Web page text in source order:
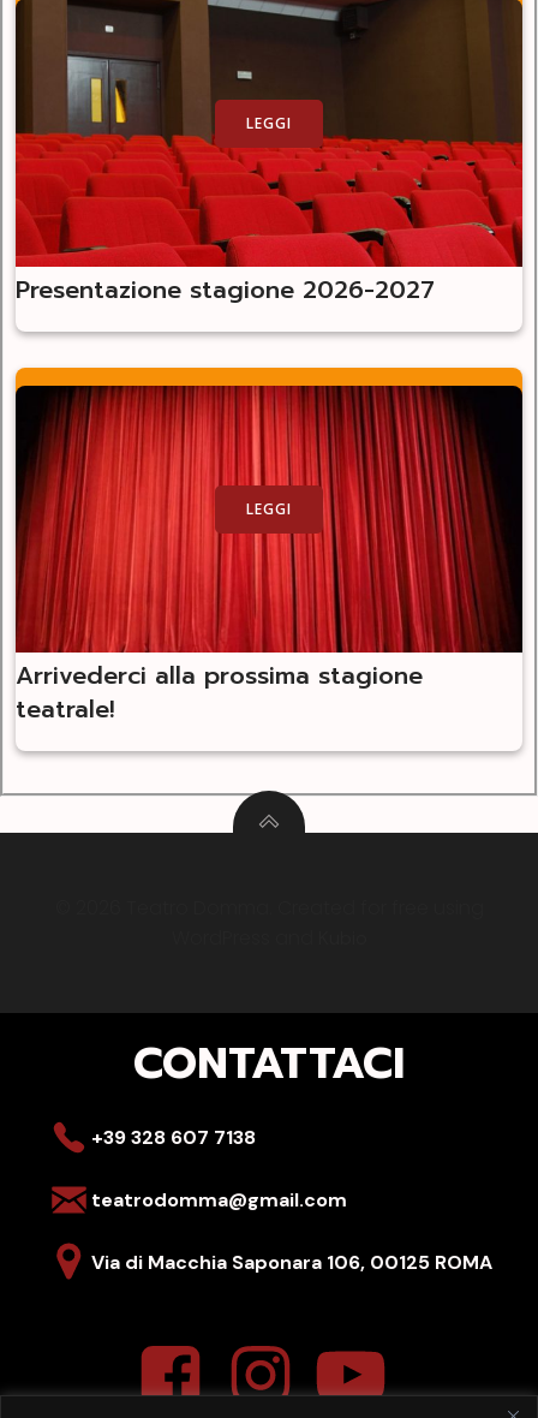
LEGGI
Presentazione stagione 2026-2027
LEGGI
Arrivederci alla prossima stagione
teatrale!
CONTATTACI
+39 328 607 7138
teatrodomma@gmail.com
Via di Macchia Saponara 106, 00125 ROMA